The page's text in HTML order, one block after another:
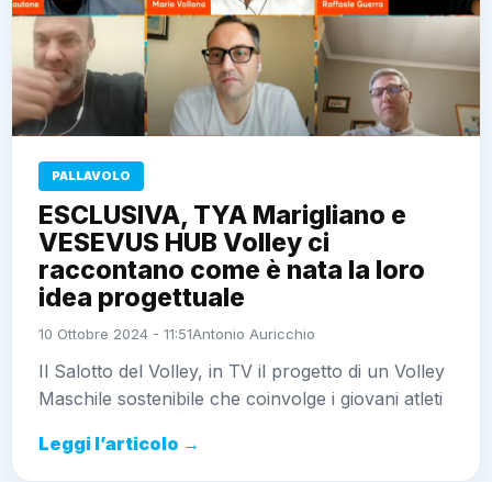
PALLAVOLO
ESCLUSIVA, TYA Marigliano e
VESEVUS HUB Volley ci
raccontano come è nata la loro
idea progettuale
10 Ottobre 2024 - 11:51Antonio Auricchio
Il Salotto del Volley, in TV il progetto di un Volley
Maschile sostenibile che coinvolge i giovani atleti
Leggi l’articolo →